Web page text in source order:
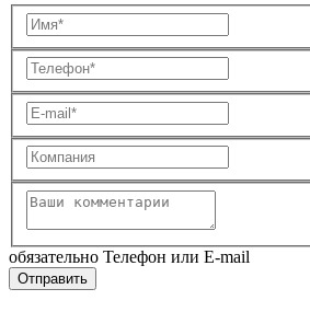
обязательно Телефон или E-mail